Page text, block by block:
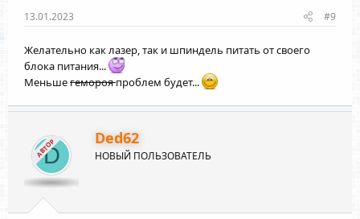
13.01.2023 #9
Желательно как лазер, так и шпиндель питать от своего
блока питания...
Меньшегеморояпроблем будет...
АВТОР
D
Ded62
НОВЫЙ ПОЛЬЗОВАТЕЛЬ